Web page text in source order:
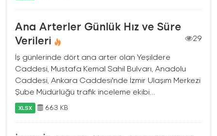
Ana Arterler Günlük Hız ve Süre
Verileri
29
İş günlerinde dört ana arter olan Yeşildere
Caddesi, Mustafa Kemal Sahil Bulvarı, Anadolu
Caddesi, Ankara Caddesi'nde İzmir Ulaşım Merkezi
Şube Müdürlüğü trafik inceleme ekibi...
XLSX 663 KB